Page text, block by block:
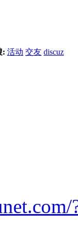
: 活动 交友 discuz